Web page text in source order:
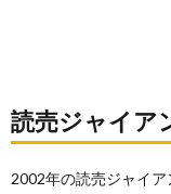
読売ジャイア
2002年の読売ジャイ